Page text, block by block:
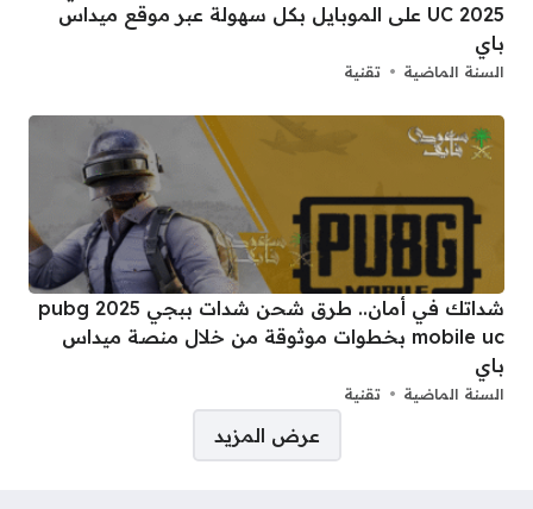
2025 UC على الموبايل بكل سهولة عبر موقع ميداس
باي
السنة الماضية تقنية
شداتك في أمان.. طرق شحن شدات ببجي 2025 pubg
mobile uc بخطوات موثوقة من خلال منصة ميداس
باي
السنة الماضية تقنية
عرض المزيد